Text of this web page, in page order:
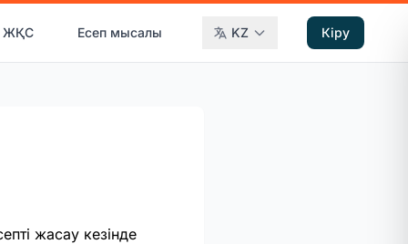
ЖҚС Есеп мысалы KZ Кіру
жасау кезінде